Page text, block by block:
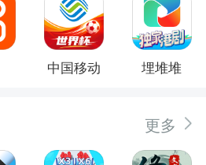
中国移动 埋堆堆
更多